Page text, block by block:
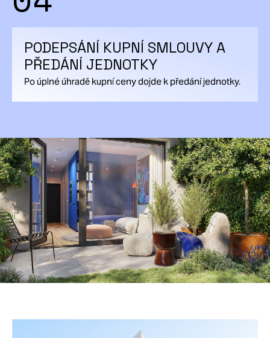
PODEPSÁNÍ KUPNÍ SMLOUVY A
PŘEDÁNÍ JEDNOTKY
Po úplné úhradě kupní ceny dojde k předání jednotky.